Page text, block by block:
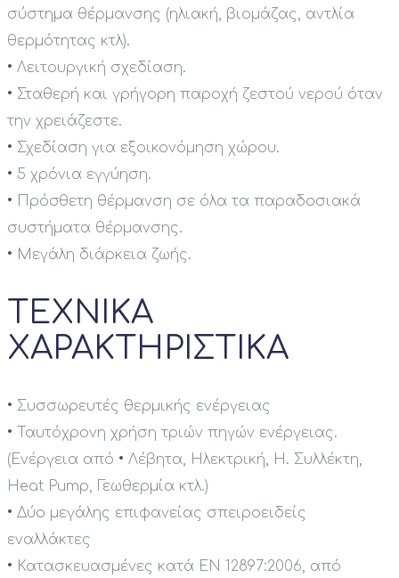
σύστημα θέρμανσης (ηλιακή, βιομάζας, αντλία
θερμότητας κτλ).
• Λειτουργική σχεδίαση.
• Σταθερή και γρήγορη παροχή ζεστού νερού όταν
την χρειάζεστε.
• Σχεδίαση για εξοικονόμηση χώρου.
• 5 χρόνια εγγύηση.
•
Πρόσθετη θέρμανση σε όλα τα παραδοσιακά
συστήματα θέρμανσης.
• Μεγάλη διάρκεια ζωής.
ΤΕΧΝΙΚΑ
ΧΑΡΑΚΤΗΡΙΣΤΙΚΑ
• Συσσωρευτές θερμικής ενέργειας
•
Ταυτόχρονη χρήση τριών πηγών ενέργειας.
(Ενέργεια από • Λέβητα, Ηλεκτρική, Η. Συλλέκτη,
Heat Pump, Γεωθερμία κτλ.)
• Δύο μεγάλης επιφανείας σπειροειδείς
εναλλάκτες
• Κατασκευασμένες κατά EN 12897:2006, από